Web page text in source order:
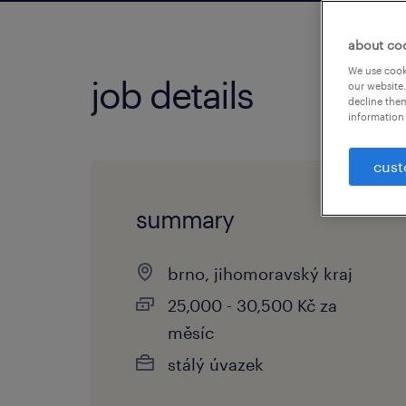
job details
summary
brno, jihomoravský kraj
25,000 - 30,500 Kč za
měsíc
stálý úvazek
about
We use
our
decline
information